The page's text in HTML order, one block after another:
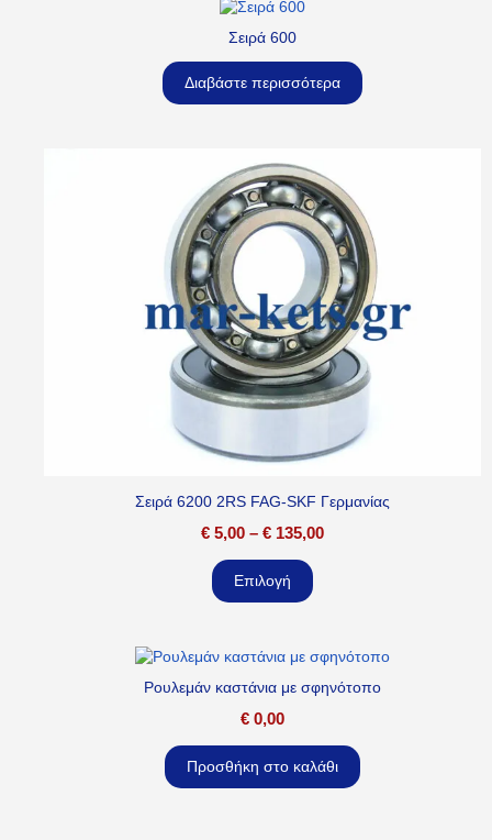
Σειρά 600
Διαβάστε περισσότερα
Σειρά 6200 2RS FAG-SKF Γερμανίας
€ 5,00 – € 135,00
Επιλογή
Ρουλεμάν καστάνια με σφηνότοπο
€ 0,00
Προσθήκη στο καλάθι